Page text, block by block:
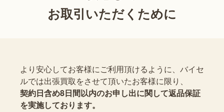
お取引いただくために
より安心してお客様にご利用頂けるように、バイセ
ルでは出張買取をさせて頂いたお客様に限り、
契約日含め8日間以内のお申し出に関して返品保証
を実施しております。